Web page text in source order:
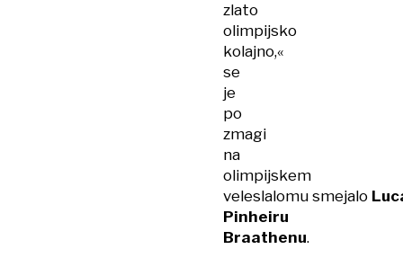
zlato
olimpijsko
kolajno,«
se
je
po
zmagi
na
olimpijskem
veleslalomu smejalo
Pinheiru
Braathenu.